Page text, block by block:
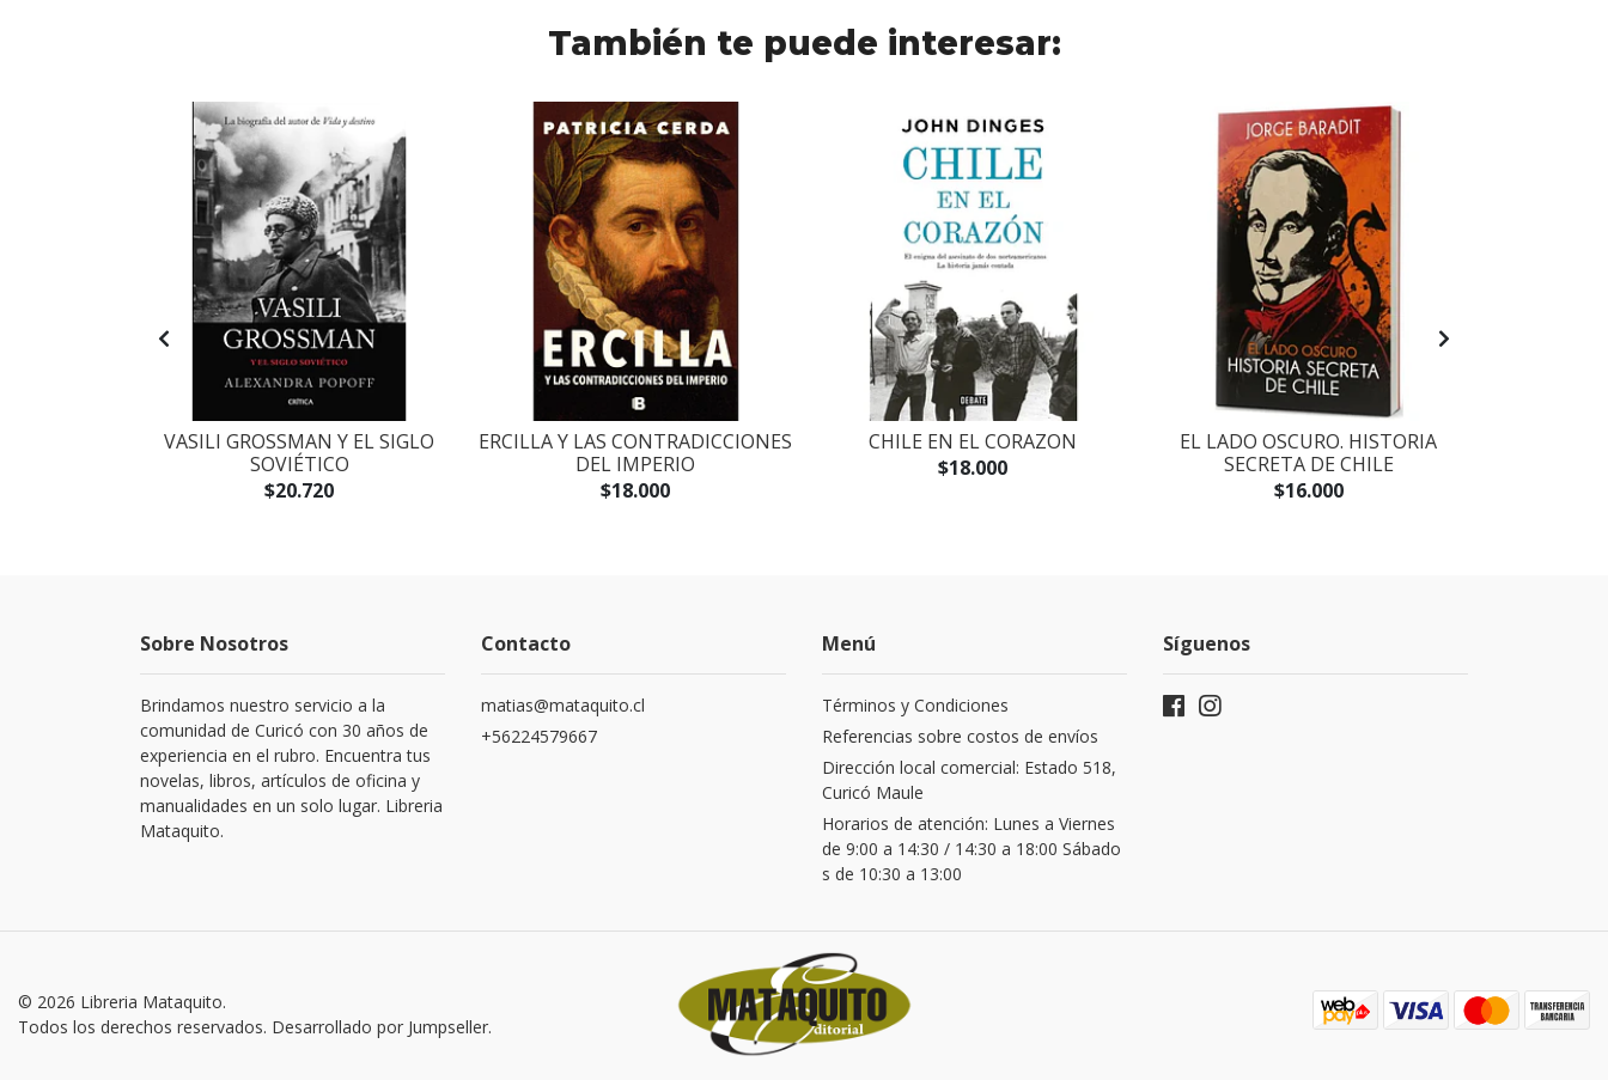
También te puede interesar:
VASILI GROSSMAN Y EL SIGLO
SOVIÉTICO
$20.720
ERCILLA Y LAS CONTRADICCIONES
DEL IMPERIO
$18.000
CHILE EN EL CORAZON
$18.000
EL LADO OSCURO. HISTORIA
SECRETA DE CHILE
$16.000
Sobre Nosotros
Brindamos nuestro servicio a la
comunidad de Curicó con 30 años de
experiencia en el rubro. Encuentra tus
novelas, libros, artículos de oficina y
manualidades en un solo lugar. Libreria
Mataquito.
Contacto
matias@mataquito.cl
+56224579667
Menú
Términos y Condiciones
Referencias sobre costos de envíos
Dirección local comercial: Estado 518,
Curicó Maule
Horarios de atención: Lunes a Viernes
de 9:00 a 14:30 / 14:30 a 18:00 Sábado
s de 10:30 a 13:00
Síguenos
© 2026 Libreria Mataquito.
Todos los derechos reservados. Desarrollado por Jumpseller.